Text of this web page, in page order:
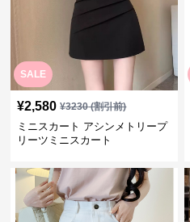
SALE
¥2,580 ¥3230(割引前)
ミニスカート アシンメトリープ
リーツミニスカート